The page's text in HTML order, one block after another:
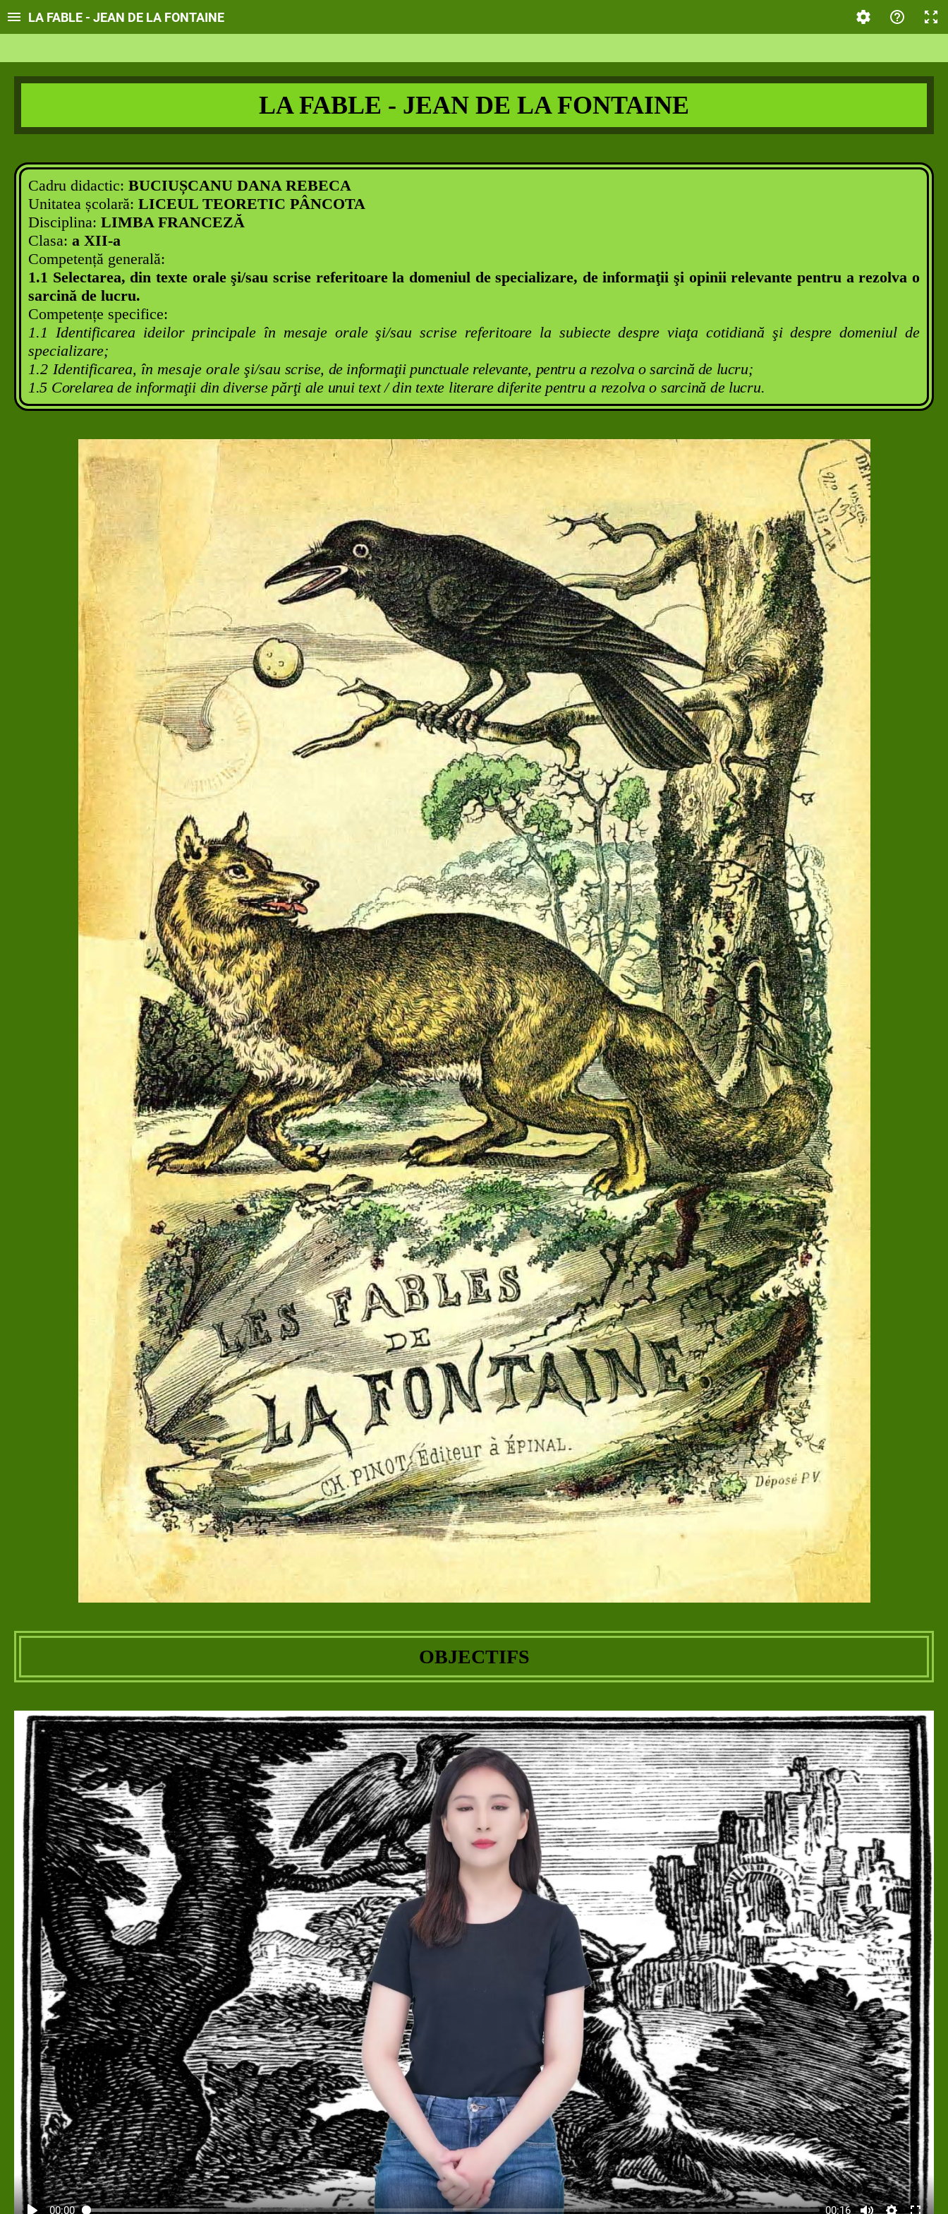
LA FABLE - JEAN DE LA FONTAINE
LA FABLE - JEAN DE LA FONTAINE
Cadru didactic: BUCIUȘCANU DANA REBECA
Unitatea școlară: LICEUL TEORETIC PÂNCOTA
Disciplina: LIMBA FRANCEZĂ
Clasa: a XII-a
Competență generală:
1.1 Selectarea, din texte orale şi/sau scrise referitoare la domeniul de specializare, de informaţii şi opinii relevante pentru a rezolva o
sarcină de lucru.
Competențe specifice:
1.1 Identificarea ideilor principale în mesaje orale şi/sau scrise referitoare la subiecte despre viaţa cotidiană şi despre domeniul de
specializare;
1.2 Identificarea, în mesaje oraleşi/sau scrise, de informaţii punctuale relevante, pentru a rezolva o sarcină de lucru;
1.5 Corelarea de informaţii din diverse părţi ale unui text / din texte literare diferite pentru a rezolva o sarcină de lucru.
OBJECTIFS
00:00 00:16